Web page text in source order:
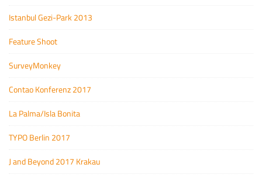
Istanbul Gezi-Park 2013
Feature Shoot
SurveyMonkey
Contao Konferenz 2017
La Palma/Isla Bonita
TYPO Berlin 2017
J and Beyond 2017 Krakau